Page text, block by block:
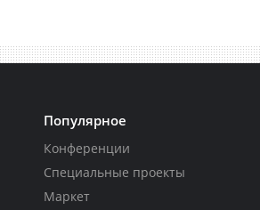
Популярное
Конференции
Специальные проекты
Маркет